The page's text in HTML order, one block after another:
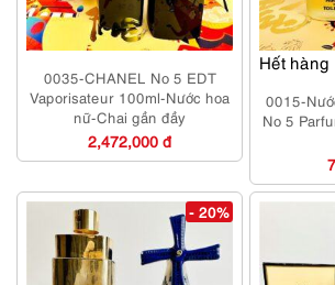
0035-CHANEL No 5 EDT
Vaporisateur 100ml-Nước hoa
nữ-Chai gần đầy
2,472,000 đ
Hết hàng
0015-
No 5
- 20%